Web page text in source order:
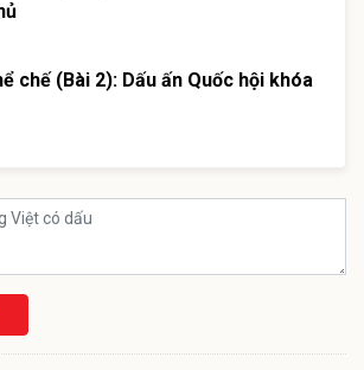
chế (Bài 2): Dấu ấn Quốc hội khóa